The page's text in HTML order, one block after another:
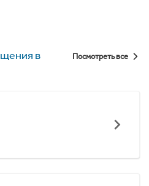
в
Посмотреть все